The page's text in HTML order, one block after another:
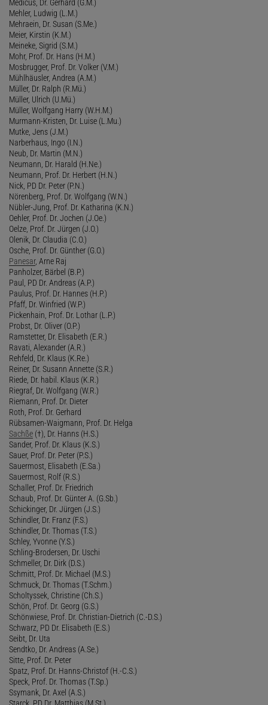
Medicus, Dr. Gerhard (G.M.)
Mehler, Ludwig (L.M.)
Mehraein, Dr. Susan (S.Me.)
Meier, Kirstin (K.M.)
Meineke, Sigrid (S.M.)
Mohr, Prof. Dr. Hans (H.M.)
Mosbrugger, Prof. Dr. Volker (V.M.)
Mühlhäusler, Andrea (A.M.)
Müller, Dr. Ralph (R.Mü.)
Müller, Ulrich (U.Mü.)
Müller, Wolfgang Harry (W.H.M.)
Murmann-Kristen, Dr. Luise (L.Mu.)
Mutke, Jens (J.M.)
Narberhaus, Ingo (I.N.)
Neub, Dr. Martin (M.N.)
Neumann, Dr. Harald (H.Ne.)
Neumann, Prof. Dr. Herbert (H.N.)
Nick, PD Dr. Peter (P.N.)
Nörenberg, Prof. Dr. Wolfgang (W.N.)
Nübler-Jung, Prof. Dr. Katharina (K.N.)
Oehler, Prof. Dr. Jochen (J.Oe.)
Oelze, Prof. Dr. Jürgen (J.O.)
Olenik, Dr. Claudia (C.O.)
Osche, Prof. Dr. Günther (G.O.)
Panesar, Arne Raj
Panholzer, Bärbel (B.P.)
Paul, PD Dr. Andreas (A.P.)
Paulus, Prof. Dr. Hannes (H.P.)
Pfaff, Dr. Winfried (W.P.)
Pickenhain, Prof. Dr. Lothar (L.P.)
Probst, Dr. Oliver (O.P.)
Ramstetter, Dr. Elisabeth (E.R.)
Ravati, Alexander (A.R.)
Rehfeld, Dr. Klaus (K.Re.)
Reiner, Dr. Susann Annette (S.R.)
Riede, Dr. habil. Klaus (K.R.)
Riegraf, Dr. Wolfgang (W.R.)
Riemann, Prof. Dr. Dieter
Roth, Prof. Dr. Gerhard
Rübsamen-Waigmann, Prof. Dr. Helga
Sachße (†), Dr. Hanns (H.S.)
Sander, Prof. Dr. Klaus (K.S.)
Sauer, Prof. Dr. Peter (P.S.)
Sauermost, Elisabeth (E.Sa.)
Sauermost, Rolf (R.S.)
Schaller, Prof. Dr. Friedrich
Schaub, Prof. Dr. Günter A. (G.Sb.)
Schickinger, Dr. Jürgen (J.S.)
Schindler, Dr. Franz (F.S.)
Schindler, Dr. Thomas (T.S.)
Schley, Yvonne (Y.S.)
Schling-Brodersen, Dr. Uschi
Schmeller, Dr. Dirk (D.S.)
Schmitt, Prof. Dr. Michael (M.S.)
Schmuck, Dr. Thomas (T.Schm.)
Scholtyssek, Christine (Ch.S.)
Schön, Prof. Dr. Georg (G.S.)
Schönwiese, Prof. Dr. Christian-Dietrich (C.-D.S.)
Schwarz, PD Dr. Elisabeth (E.S.)
Seibt, Dr. Uta
Sendtko, Dr. Andreas (A.Se.)
Sitte, Prof. Dr. Peter
Spatz, Prof. Dr. Hanns-Christof (H.-C.S.)
Speck, Prof. Dr. Thomas (T.Sp.)
Ssymank, Dr. Axel (A.S.)
Starck, PD Dr. Matthias (M.St.)